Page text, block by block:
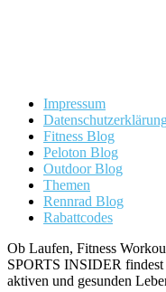
Impressum
Fitness Blog
Peloton Blog
Outdoor Blog
Themen
Rennrad Blog
Rabattcodes
Ob Laufen, Fitness
SPORTS INSIDER findest
aktiven und gesunden